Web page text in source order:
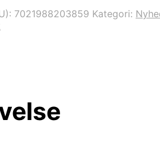
7021988203859 Kategori: